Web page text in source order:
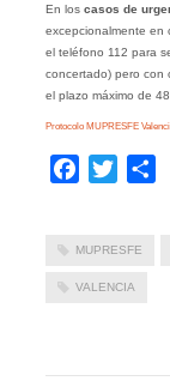
En los casos de
excepcionalmente en
el teléfono 112 para
concertado) pero con
el plazo máximo de 48
Protocolo MUPRESFE
Facebook
Twitter
MUPRESFE
VALENCIA